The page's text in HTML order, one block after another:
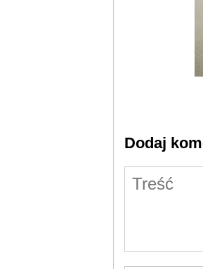
Dodaj